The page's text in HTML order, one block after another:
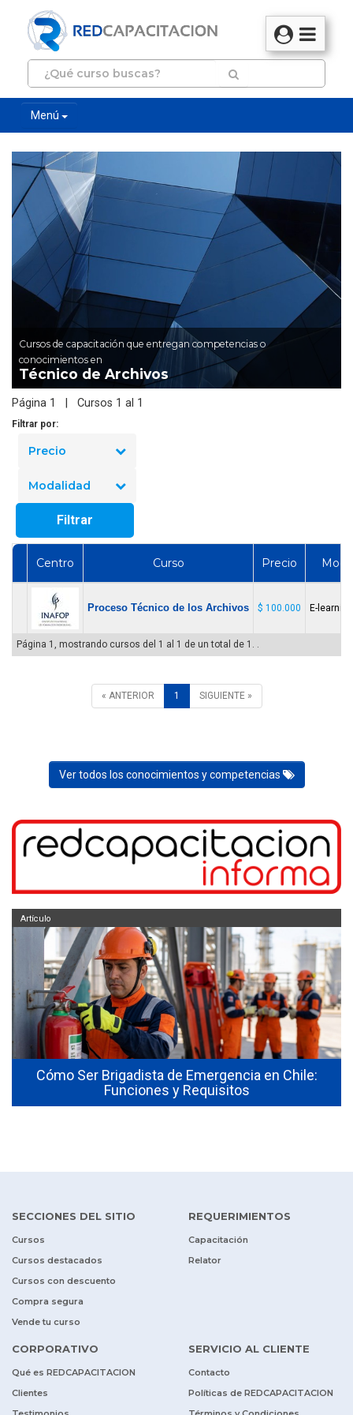
Menú
Cursos de capacitación que entregan competencias o
conocimientos en
Técnico de Archivos
Página 1 | Cursos 1 al 1
Filtrar por:
Precio
Modalidad
Filtrar
Centro Curso Precio
Proceso Técnico de los Archivos $ 100.000 E-
Página 1, mostrando cursos del 1 al 1 de un total de 1. .
« ANTERIOR 1 SIGUIENTE »
Ver todos los conocimientos y competencias
Cómo Ser Brigadista de Emergencia en Chile:
Funciones y Requisitos
Artículo
SECCIONES DEL SITIO
Cursos
Cursos destacados
Cursos con descuento
Compra segura
Vende tu curso
REQUERIMIENTOS
Capacitación
Relator
CORPORATIVO
Qué es REDCAPACITACION
Clientes
SERVICIO AL CLIENTE
Contacto
Políticas de REDCAPACITACION